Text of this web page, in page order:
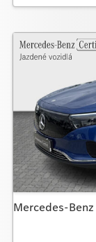
Mercedes-Benz